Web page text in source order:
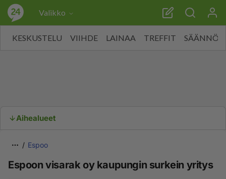
Valikko
KESKUSTELU VIIHDE LAINAA TREFFIT SÄÄNNÖT
Aihealueet
Espoo
Espoon visarak oy kaupungin surkein yritys